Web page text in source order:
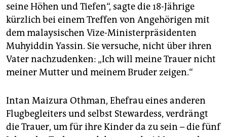
seine Höhen und Tiefen“, sagte die 18-Jährige
kürzlich bei einem Treffen von Angehörigen mit
dem malaysischen Vize-Ministerpräsidenten
Muhyiddin Yassin. Sie versuche, nicht über ihren
Vater nachzudenken: „Ich will meine Trauer nicht
meiner Mutter und meinem Bruder zeigen.“
Intan Maizura Othman, Ehefrau eines anderen
Flugbegleiters und selbst Stewardess, verdrängt
die Trauer, um für ihre Kinder da zu sein – die fünf